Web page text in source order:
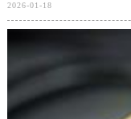
2026-01-18